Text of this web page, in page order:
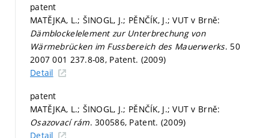
patent
MATĚJKA, L.; ŠINOGL, J.; PĚNČÍK, J.; VUT v Brně:
Dämblockelelement zur Unterbrechung von
Wärmebrücken im Fussbereich des Mauerwerks. 50
2007 001 237.8-08, Patent. (2009)
Detail
patent
MATĚJKA, L.; ŠINOGL, J.; PĚNČÍK, J.; VUT v Brně:
Osazovací rám. 300586, Patent. (2009)
Detail